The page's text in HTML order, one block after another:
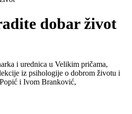
dobar život
i urednica u Velikim pričama,
iz psihologije o dobrom životu i
i Ivom Branković,